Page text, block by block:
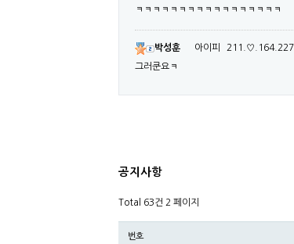
ㅋㅋㅋㅋㅋㅋㅋㅋㅋㅋㅋㅋㅋㅋㅋㅋㅋ
박성훈 아이피 211.♡.164.227
그러쿤요ㅋ
공지사항
Total 63건 2 페이지
번호